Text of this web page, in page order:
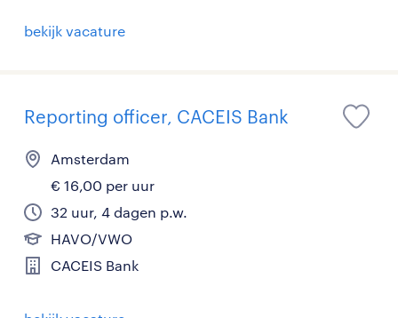
bekijk vacature
Reporting officer, CACEIS Bank
Amsterdam
€ 16,00 per uur
32 uur, 4 dagen p.w.
HAVO/VWO
CACEIS Bank